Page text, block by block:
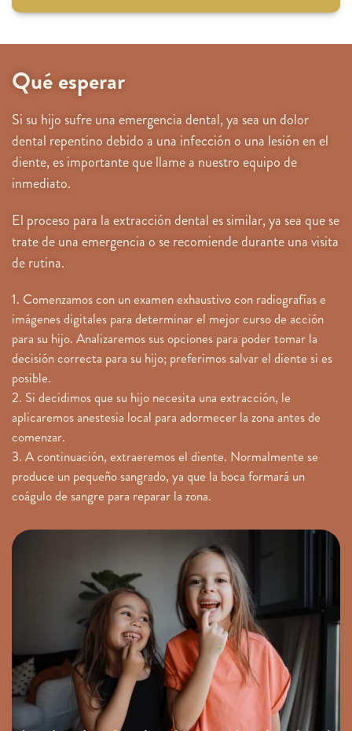
Qué esperar
Si su hijo sufre una emergencia dental, ya sea un dolor
dental repentino debido a una infección o una lesión en el
diente, es importante que llame a nuestro equipo de
inmediato.
El proceso para la extracción dental es similar, ya sea que se
trate de una emergencia o se recomiende durante una visita
de rutina.
1. Comenzamos con un examen exhaustivo con radiografías e
imágenes digitales para determinar el mejor curso de acción
para su hijo. Analizaremos sus opciones para poder tomar la
decisión correcta para su hijo; preferimos salvar el diente si es
posible.
2. Si decidimos que su hijo necesita una extracción, le
aplicaremos anestesia local para adormecer la zona antes de
comenzar.
3. A continuación, extraeremos el diente. Normalmente se
produce un pequeño sangrado, ya que la boca formará un
coágulo de sangre para reparar la zona.